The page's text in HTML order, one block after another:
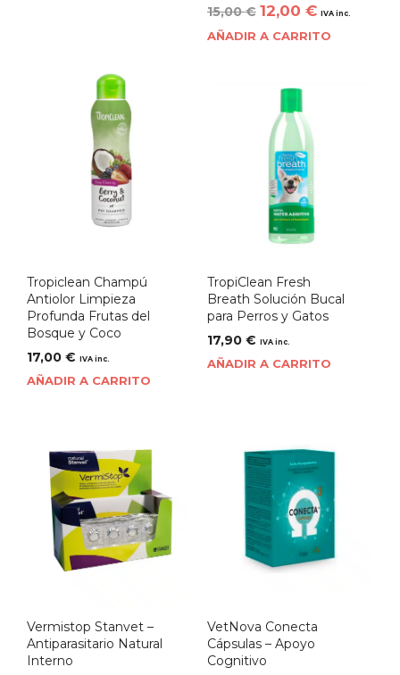
15,00€ 12,00 € IVA inc.
AÑADIR A CARRITO
Tropiclean Champú
Antiolor Limpieza
Profunda Frutas del
Bosque y Coco
17,00 € IVA inc.
AÑADIR A CARRITO
TropiClean Fresh
Breath Solución Bucal
para Perros y Gatos
17,90 € IVA inc.
AÑADIR A CARRITO
Vermistop Stanvet –
Antiparasitario Natural
Interno
VetNova Conecta
Cápsulas – Apoyo
Cognitivo